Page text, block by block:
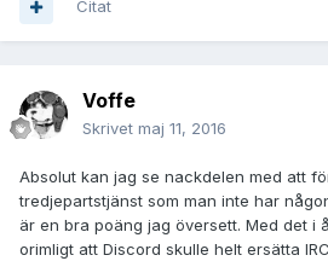
Citat
Voffe
Skrivet maj 11, 2016
Absolut kan jag se nackdelen med att
tredjepartstjänst som man inte har
är en bra poäng jag översett. Med det i
orimligt att Discord skulle helt ersätta